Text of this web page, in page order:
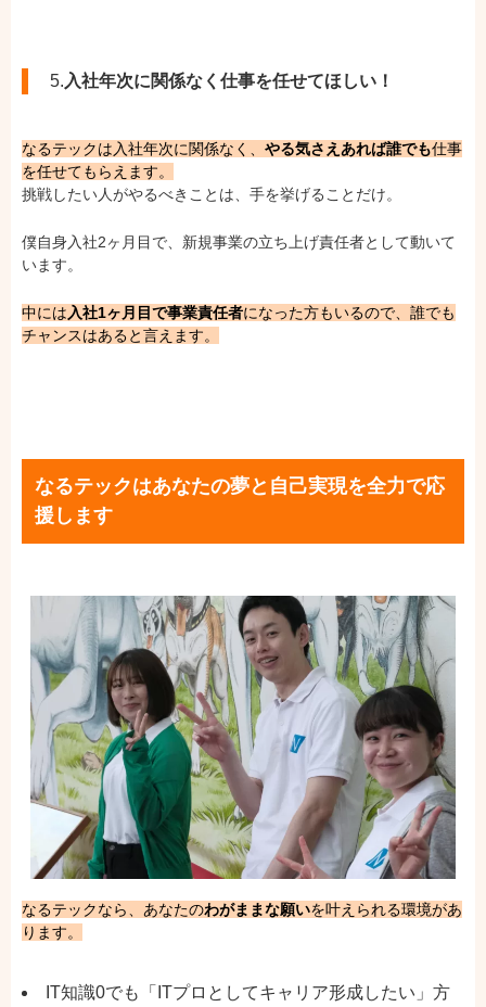
5. 入社年次に関係なく仕事を任せてほしい！
なるテックは入社年次に関係なく、 やる気さえあれば誰でも仕事
を任せてもらえます。
挑戦したい人がやるべきことは、手を挙げることだけ。
僕自身入社2ヶ月目で、新規事業の立ち上げ責任者として動いて
います。
中には 入社1ヶ月目で事業責任者になった方もいるので、誰でも
チャンスはあると言えます。
なるテックはあなたの夢と自己実現を全力で応
援します
なるテックなら、あなたのわがままな願いを叶えられる環境があ
ります。
IT知識0でも「ITプロとしてキャリア形成したい」方